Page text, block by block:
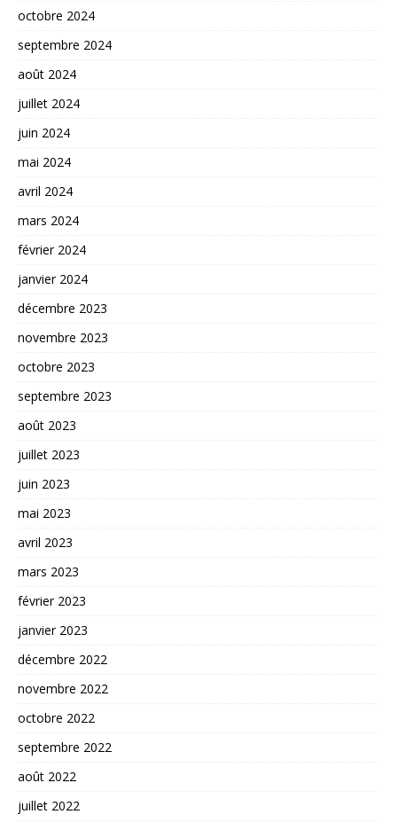
octobre 2024
septembre 2024
août 2024
juillet 2024
juin 2024
mai 2024
avril 2024
mars 2024
février 2024
janvier 2024
décembre 2023
novembre 2023
octobre 2023
septembre 2023
août 2023
juillet 2023
juin 2023
mai 2023
avril 2023
mars 2023
février 2023
janvier 2023
décembre 2022
novembre 2022
octobre 2022
septembre 2022
août 2022
juillet 2022